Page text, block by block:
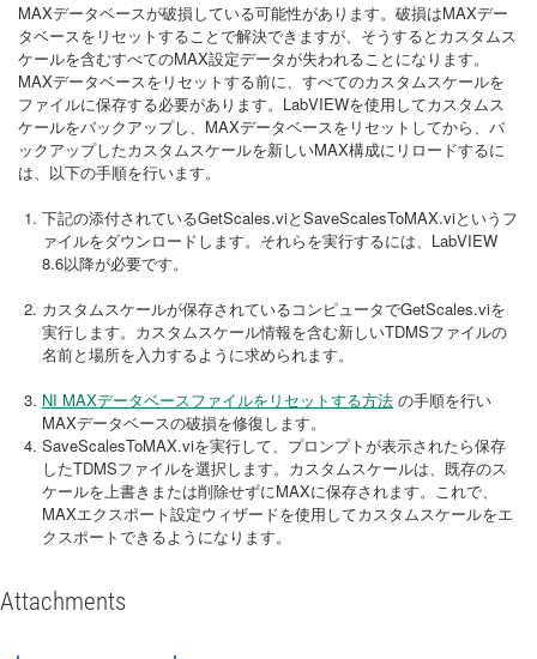
MAXデータベースが破損している可能性があります。破損はMAXデー
タベースをリセットすることで解決できますが、そうするとカスタムス
ケールを含むすべてのMAX設定データが失われることになります。
MAXデータベースをリセットする前に、すべてのカスタムスケールを
ファイルに保存する必要があります。LabVIEWを使用してカスタムス
ケールをバックアップし、MAXデータベースをリセットしてから、バ
ックアップしたカスタムスケールを新しいMAX構成にリロードするに
は、以下の手順を行います。
下記の添付されているGetScales.viとSaveScalesToMAX.viというフ
ァイルをダウンロードします。それらを実行するには、LabVIEW
8.6以降が必要です。
カスタムスケールが保存されているコンピュータでGetScales.viを
実行します。カスタムスケール情報を含む新しいTDMSファイルの
名前と場所を入力するように求められます。
NI MAXデータベースファイルをリセットする方法 の手順を行い
MAXデータベースの破損を修復します。
SaveScalesToMAX.viを実行して、プロンプトが表示されたら保存
したTDMSファイルを選択します。カスタムスケールは、既存のス
ケールを上書きまたは削除せずにMAXに保存されます。これで、
MAXエクスポート設定ウィザードを使用してカスタムスケールをエ
クスポートできるようになります。
Attachments